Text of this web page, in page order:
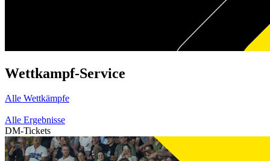
Wettkampf-Service
Alle Wettkämpfe
Alle Ergebnisse
DM-Tickets